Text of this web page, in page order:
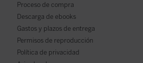
Proceso de compra
Descarga de ebooks
Gastos y plazos de entrega
Permisos de reproducción
Política de privacidad